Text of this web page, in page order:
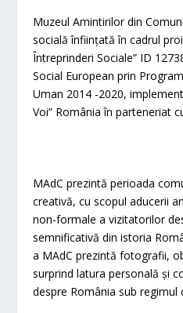
Muzeul Amintirilor din
socială înființată în cadrul
Întreprinderi Sociale” ID
Social European prin
Uman 2014 -2020,
Voi” România în parteneriat
MAdC prezintă perioada
creativă, cu scopul aducerii
non-formale a vizitatorilor
semnificativă din istoria
a MAdC prezintă fotografii,
surprind latura personală și
despre România sub regimul